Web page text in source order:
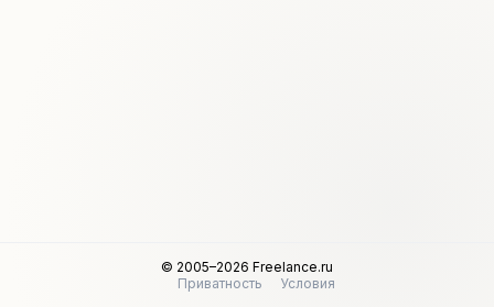
© 2005–2026 Freelance.ru
Приватность
Условия